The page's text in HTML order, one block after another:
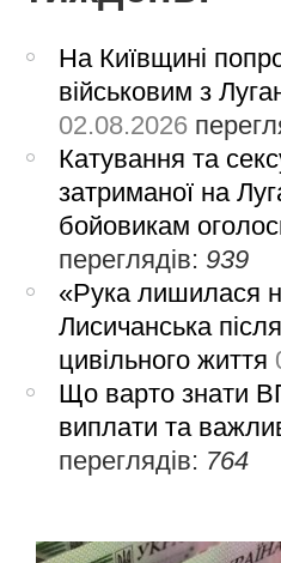
На Київщині
військовим з
02.08.2026
Катування та
затриманої на
бойовикам
переглядів: 939
«Рука лишилася
Лисичанська
цивільного життя
Що варто знати
виплати та
переглядів: 764